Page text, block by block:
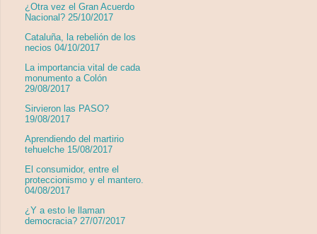
¿Otra vez el Gran Acuerdo
Nacional? 25/10/2017
Cataluña, la rebelión de los
necios 04/10/2017
La importancia vital de cada
monumento a Colón
29/08/2017
Sirvieron las PASO?
19/08/2017
Aprendiendo del martirio
tehuelche 15/08/2017
El consumidor, entre el
proteccionismo y el mantero.
04/08/2017
¿Y a esto le llaman
democracia? 27/07/2017